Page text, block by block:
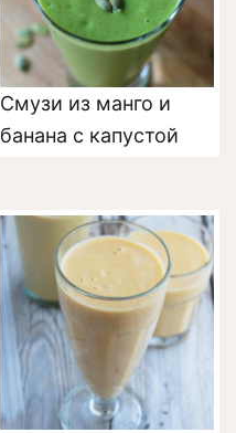
Смузи из манго и
банана с капустой